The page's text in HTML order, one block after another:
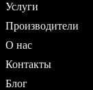
Услуги
Производители
О нас
Контакты
Блог